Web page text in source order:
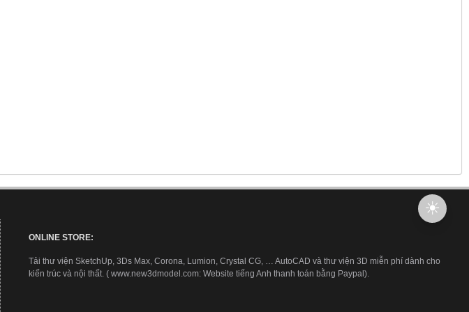
ONLINE STORE:
Tải thư viện SketchUp, 3Ds Max, Corona, Lumion, Crystal CG, … AutoCAD và thư viện 3D miễn phí dành cho
kiến trúc và nội thất. ( www.new3dmodel.com: Website tiếng Anh thanh toán bằng Paypal).